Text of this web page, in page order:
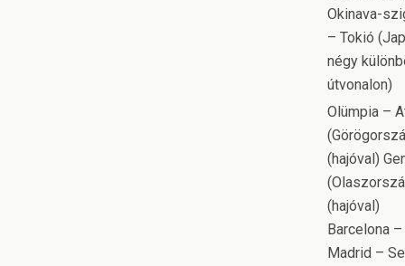
Okinava-
– Tokió
négy
útvonalon)
Olümpia –
(hajóval)
(hajóval)
Barcelona –
Madrid –